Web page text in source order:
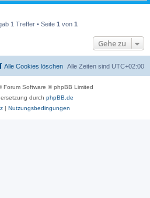
1 Treffer • Seite 1 von 1
Gehe zu
Alle Zeiten sind UTC+02:00
Alle Cookies löschen
Forum Software © phpBB Limited
durch phpBB.de
| Nutzungsbedingungen